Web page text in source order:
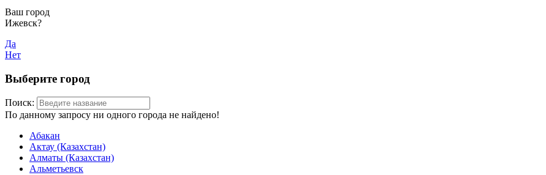
Ваш город
Ижевск?
Да
Нет
Выберите город
Поиск:
По данному запросу ни одного города не найдено!
Абакан
Актау (Казахстан)
Алматы (Казахстан)
Альметьевск